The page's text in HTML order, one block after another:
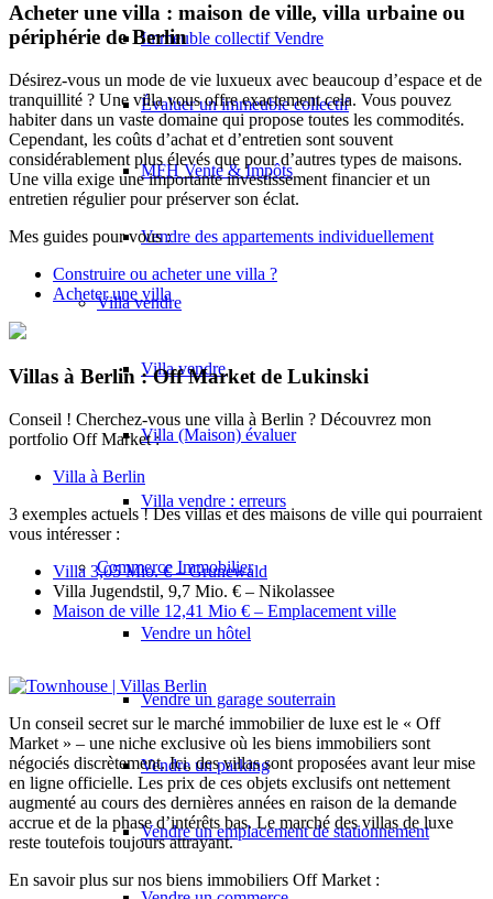
Immeuble collectif Vendre
Évaluer un immeuble collectif
MFH Vente & Impôts
Vendre des appartements individuellement
Villavendre
Villa vendre
Villa (Maison) évaluer
Villa vendre : erreurs
Commerce Immobilier
Vendre un hôtel
Vendre un garage souterrain
Vendre un parking
Vendre un emplacement de stationnement
Acheter une villa : maison de ville, villa urbaine ou
périphérie de Berlin
Désirez-vous un mode de vie luxueux avec beaucoup d’espace et de
tranquillité ? Une villa vous offre exactement cela. Vous pouvez
habiter dans un vaste domaine qui propose toutes les commodités.
Cependant, les coûts d’achat et d’entretien sont souvent
considérablement plus élevés que pour d’autres types de maisons.
Une villa exige une importante investissement financier et un
entretien régulier pour préserver son éclat.
Mes guides pour vous :
Construire ou acheter une villa ?
Acheter une villa
Villas à Berlin : Off Market de Lukinski
Conseil ! Cherchez-vous une villa à Berlin ? Découvrez mon
portfolio Off Market :
Villa à Berlin
3 exemples actuels ! Des villas et des maisons de ville qui pourraient
vous intéresser :
Villa 3,05 Mio. € – Grunewald
Villa Jugendstil, 9,7 Mio. € – Nikolassee
Maison de ville 12,41 Mio € – Emplacement ville
Un conseil secret sur le marché immobilier de luxe est le « Off
Market » – une niche exclusive où les biens immobiliers sont
négociés discrètement. Ici, des villas sont proposées avant leur mise
en ligne officielle. Les prix de ces objets exclusifs ont nettement
augmenté au cours des dernières années en raison de la demande
accrue et de la phase d’intérêts bas. Le marché des villas de luxe
reste toutefois toujours attrayant.
En savoir plus sur nos biens immobiliers Off Market :